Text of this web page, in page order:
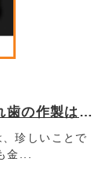
金属アレルギーの人の歯科治療、入れ歯の作製は可能？
珍しいことで
金...